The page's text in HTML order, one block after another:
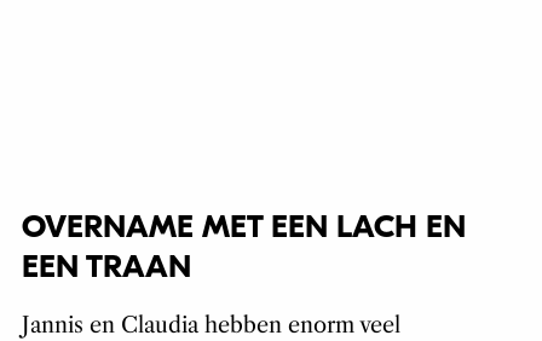
OVERNAME MET EEN LACH EN
EEN TRAAN
Jannis en Claudia hebben enorm veel